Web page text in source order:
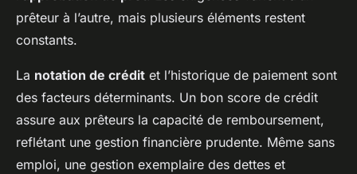
prêteur à l’autre, mais plusieurs éléments restent
constants.
La notation de crédit et l’historique de paiement sont
des facteurs déterminants. Un bon score de crédit
assure aux prêteurs la capacité de remboursement,
reflétant une gestion financière prudente. Même sans
emploi, une gestion exemplaire des dettes et